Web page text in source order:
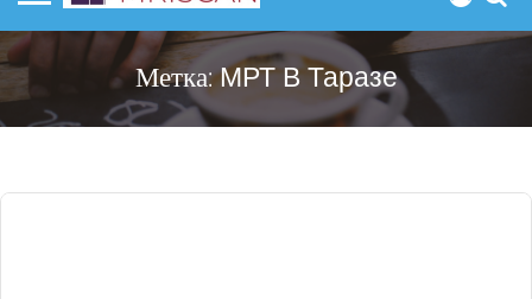
Метка:МРТ В Таразе